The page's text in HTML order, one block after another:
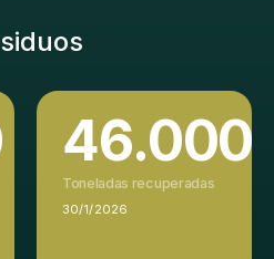
46.000
Toneladas recuperadas
30/1/2026